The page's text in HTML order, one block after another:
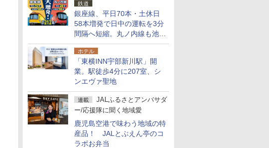
鉄道
銀座線、平日70本・土休日
58本増発で日中の運転を3分
間隔へ短縮。丸ノ内線も池袋
～中野坂上を4分間隔に
ホテル
「東横INN宇部新川駅」開
業。駅徒歩4分に207室、シ
ンエヴァ聖地
連載
JALふるさとアンバサダ
ー/応援隊に聞く地域愛
鹿児島空港で味わう地域の特
産品！ JALとぶえん亭のコ
ラボお弁当